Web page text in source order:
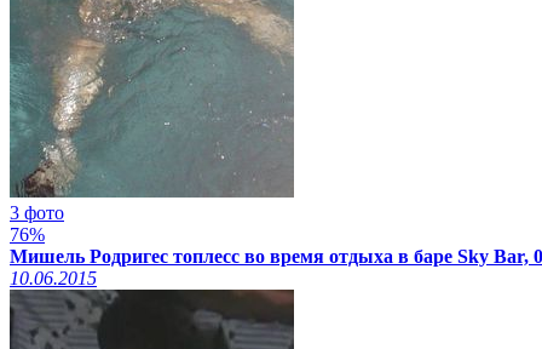
3 фото
76%
Мишель Родригес топлесс во время отдыха в баре Sky Bar,
10.06.2015